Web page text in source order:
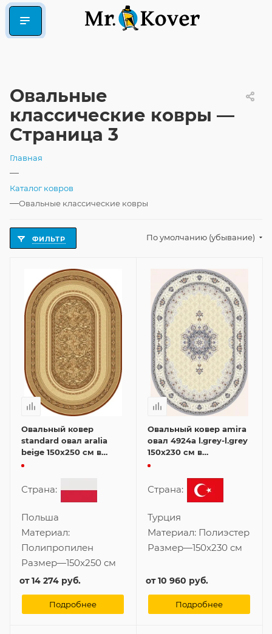
Овальные
классические ковры —
Страница 3
Главная
—
Каталог ковров
—Овальные классические ковры
ФИЛЬТР По умолчанию (убывание)
Овальный ковер
standard овал aralia
beige 150x250 см в
классическом стиле
Страна:
Польша
Материал:
Полипропилен
Размер—150x250 см
от14 274 руб.
Подробнее
Овальный ковер amira
овал 4924a l.grey-l.grey
150x230 см в
классическом стиле
Страна:
Турция
Материал: Полиэстер
Размер—150x230 см
от10 960 руб.
Подробнее